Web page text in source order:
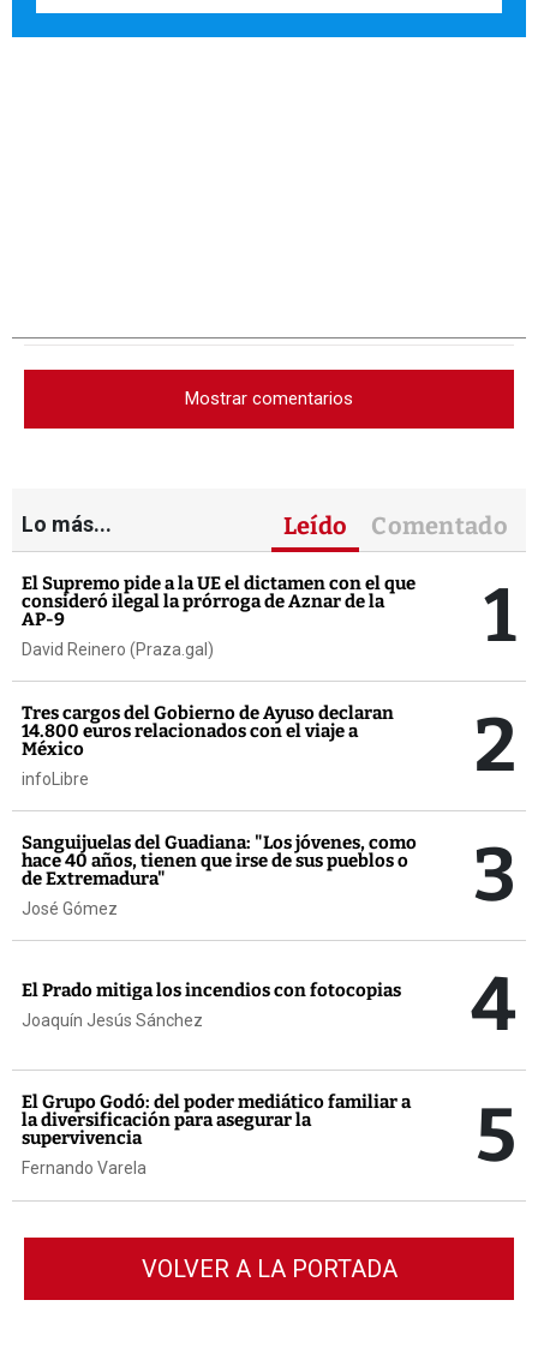
Mostrar comentarios
Lo más... Leído Comentado
El Supremo pide a la UE el dictamen con el que
consideró ilegal la prórroga de Aznar de la
AP-9
David Reinero (Praza.gal) 1
Tres cargos del Gobierno de Ayuso declaran
14.800 euros relacionados con el viaje a
México
infoLibre 2
Sanguijuelas del Guadiana: "Los jóvenes, como
hace 40 años, tienen que irse de sus pueblos o
de Extremadura"
José Gómez 3
El Prado mitiga los incendios con fotocopias
Joaquín Jesús Sánchez 4
El Grupo Godó: del poder mediático familiar a
la diversificación para asegurar la
supervivencia
Fernando Varela 5
VOLVER A LA PORTADA